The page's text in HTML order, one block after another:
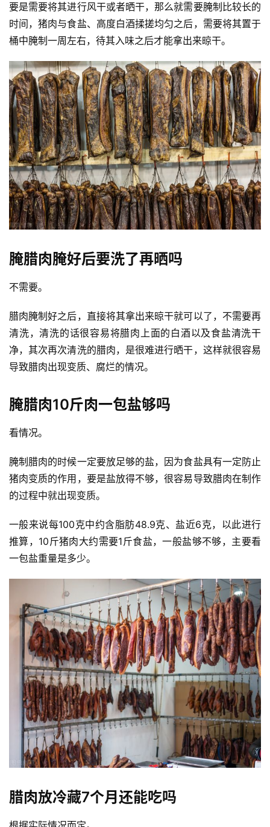
要是需要将其进行风干或者晒干，那么就需要腌制比较长的
时间，猪肉与食盐、高度白酒揉搓均匀之后，需要将其置于
桶中腌制一周左右，待其入味之后才能拿出来晾干。
腌腊肉腌好后要洗了再晒吗
不需要。
腊肉腌制好之后，直接将其拿出来晾干就可以了，不需要再
清洗，清洗的话很容易将腊肉上面的白酒以及食盐清洗干
净，其次再次清洗的腊肉，是很难进行晒干，这样就很容易
导致腊肉出现变质、腐烂的情况。
腌腊肉10斤肉一包盐够吗
看情况。
腌制腊肉的时候一定要放足够的盐，因为食盐具有一定防止
猪肉变质的作用，要是盐放得不够，很容易导致腊肉在制作
的过程中就出现变质。
一般来说每100克中约含脂肪48.9克、盐近6克，以此进行
推算，10斤猪肉大约需要1斤食盐，一般盐够不够，主要看
一包盐重量是多少。
腊肉放冷藏7个月还能吃吗